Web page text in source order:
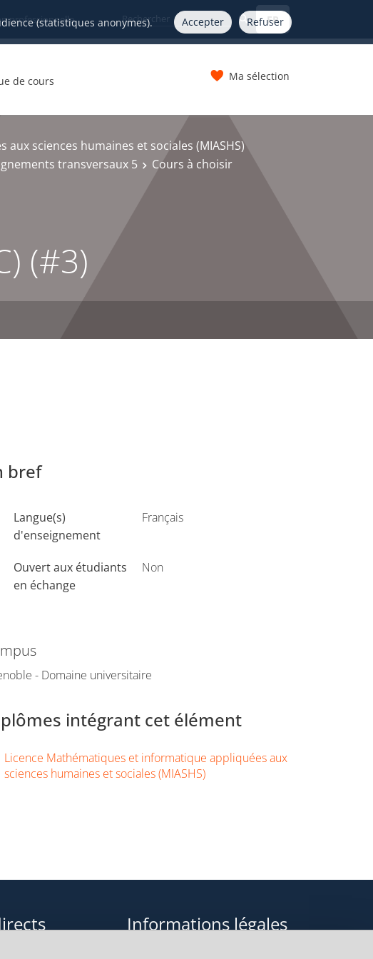
(statistiques anonymes). Accepter Refuser
professionnelle FR
de cours Ma sélection
sciences humaines et sociales (MIASHS)
transversaux 5
Cours à choisir
(#3)
bref
Langue(s)
d'enseignement
Français
Ouvert aux étudiants
en échange
Non
- Domaine universitaire
intégrant cet élément
Licence Mathématiques et informatique appliquées aux
sciences humaines et sociales (MIASHS)
Informations légales